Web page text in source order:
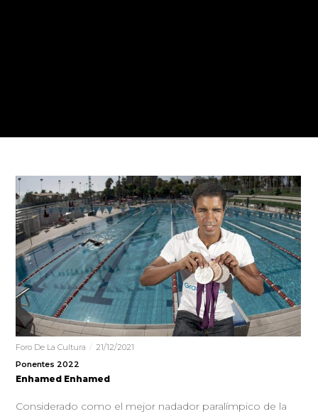
Foro De La Cultura
21/12/2021
Ponentes 2022
Enhamed Enhamed
Considerado como el mejor nadador paralímpico de la